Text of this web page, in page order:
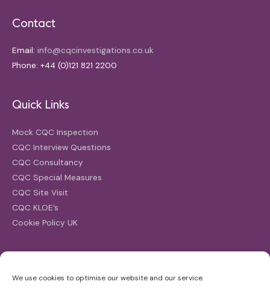
We use cookies to optimise our website and our service.
Contact
Email: info@cqcinvestigations.co.uk
Phone: +44 (0)121 821 2200
Quick Links
Mock CQC Inspection
CQC Interview Questions
CQC Consultancy
CQC Special Measures
CQC Site Visit
CQC KLOE’s
Cookie Policy UK